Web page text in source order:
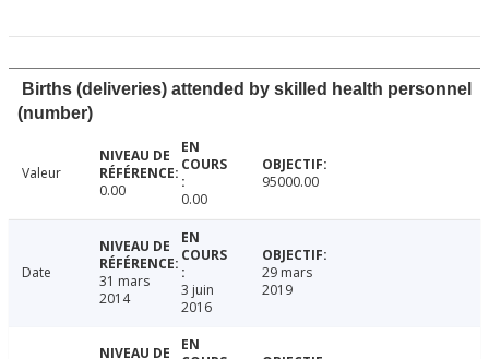
Births (deliveries) attended by skilled health personnel
(number)
Valeur
0.00
0.00
95000.00
Date
31 mars
2014
3 juin
2016
29 mars
2019